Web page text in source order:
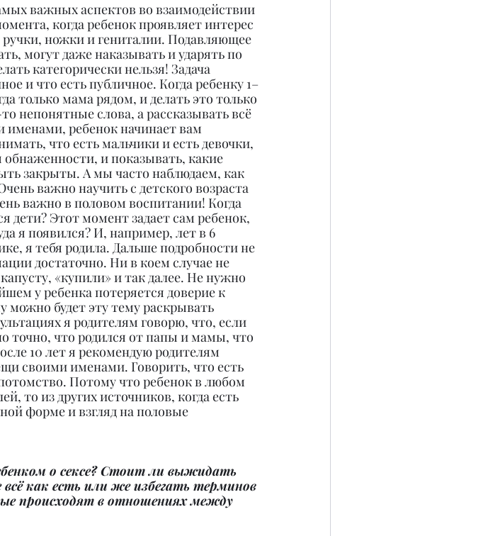
важных аспектов во взаимодействии
когда ребенок проявляет интерес
ручки, ножки и гениталии. Подавляющее
могут даже наказывать и ударять по
категорически нельзя! Задача
и что есть публичное. Когда ребенку 1–
только мама рядом, и делать это только
непонятные слова, а рассказывать всё
именами, ребенок начинает вам
что есть мальчики и есть девочки,
и показывать, какие
закрыты. А мы часто наблюдаем, как
важно научить с детского возраста
важно в половом воспитании! Когда
дети? Этот момент задает сам ребенок,
я появился? И, например, лет в 6
я тебя родила. Дальше подробности не
достаточно. Ни в коем случае не
«купили» и так далее. Не нужно
у ребенка потеряется доверие к
можно будет эту тему раскрывать
я родителям говорю, что, если
точно, что родился от папы и мамы, что
10 лет я рекомендую родителям
своими именами. Говорить, что есть
Потому что ребенок в любом
то из других источников, когда есть
форме и взгляд на половые
о сексе? Стоит ли выжидать
как есть или же избегать терминов
происходят в отношениях между